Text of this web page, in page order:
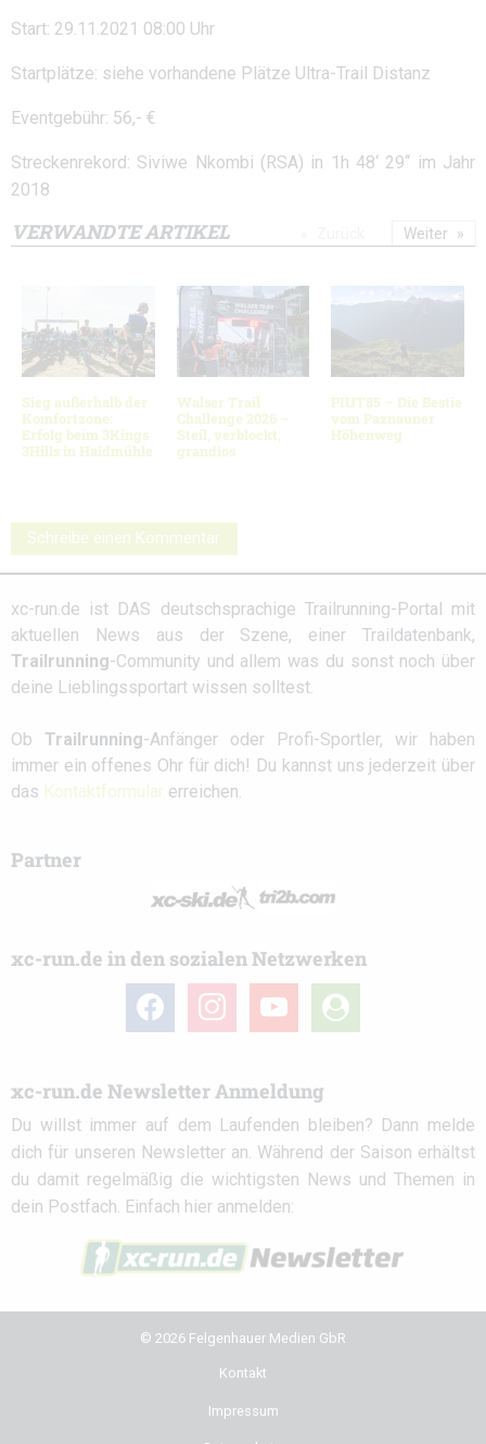
Start: 29.11.2021 08:00 Uhr
Startplätze: siehe vorhandene Plätze Ultra-Trail Distanz
Eventgebühr: 56,- €
Streckenrekord: Siviwe Nkombi (RSA) in 1h 48‘ 29‘‘ im Jahr
2018
VERWANDTE ARTIKEL
Sieg außerhalb der
Komfortzone:
Erfolg beim 3Kings
3Hills in Haidmühle
Walser Trail
Challenge 2026 –
Steil, verblockt,
grandios
PIUT85 – Die Bestie
vom Paznauner
Höhenweg
Weiter
Schreibe einen Kommentar
xc-run.de ist DAS deutschsprachige Trailrunning-Portal mit
aktuellen News aus der Szene, einer Traildatenbank,
Trailrunning-Community und allem was du sonst noch über
deine Lieblingssportart wissen solltest.
Ob Trailrunning-Anfänger oder Profi-Sportler, wir haben
immer ein offenes Ohr für dich! Du kannst uns jederzeit über
das Kontaktformular erreichen.
Partner
xc-run.de in den sozialen Netzwerken
facebook instagramyoutube
user-
circle
xc-run.de Newsletter Anmeldung
Du willst immer auf dem Laufenden bleiben? Dann melde
dich für unseren Newsletter an. Während der Saison erhältst
du damit regelmäßig die wichtigsten News und Themen in
dein Postfach. Einfach hier anmelden:
© 2026 Felgenhauer Medien GbR
Kontakt
Impressum